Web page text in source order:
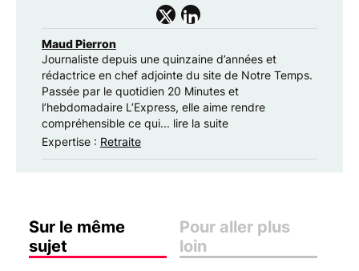
Maud Pierron
Journaliste depuis une quinzaine d’années et
rédactrice en chef adjointe du site de Notre Temps.
Passée par le quotidien 20 Minutes et
l’hebdomadaire L’Express, elle aime rendre
compréhensible ce qui... lire la suite
Expertise : Retraite
Sur le même
sujet
Pour aller plus
loin